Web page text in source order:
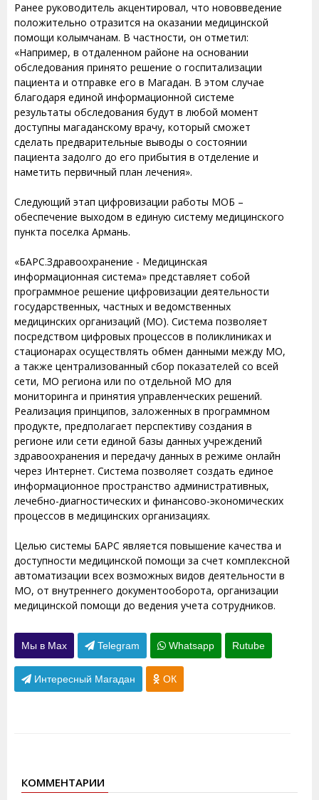
Ранее руководитель акцентировал, что нововведение
положительно отразится на оказании медицинской
помощи колымчанам. В частности, он отметил:
«Например, в отдаленном районе на основании
обследования принято решение о госпитализации
пациента и отправке его в Магадан. В этом случае
благодаря единой информационной системе
результаты обследования будут в любой момент
доступны магаданскому врачу, который сможет
сделать предварительные выводы о состоянии
пациента задолго до его прибытия в отделение и
наметить первичный план лечения».
Следующий этап цифровизации работы МОБ –
обеспечение выходом в единую систему медицинского
пункта поселка Армань.
«БАРС.Здравоохранение - Медицинская
информационная система» представляет собой
программное решение цифровизации деятельности
государственных, частных и ведомственных
медицинских организаций (МО). Система позволяет
посредством цифровых процессов в поликлиниках и
стационарах осуществлять обмен данными между МО,
а также централизованный сбор показателей со всей
сети, МО региона или по отдельной МО для
мониторинга и принятия управленческих решений.
Реализация принципов, заложенных в программном
продукте, предполагает перспективу создания в
регионе или сети единой базы данных учреждений
здравоохранения и передачу данных в режиме онлайн
через Интернет. Система позволяет создать единое
информационное пространство административных,
лечебно-диагностических и финансово-экономических
процессов в медицинских организациях.
Целью системы БАРС является повышение качества и
доступности медицинской помощи за счет комплексной
автоматизации всех возможных видов деятельности в
МО, от внутреннего документооборота, организации
медицинской помощи до ведения учета сотрудников.
Мы в Max Telegram Whatsapp Rutube
Интересный Магадан ОК
КОММЕНТАРИИ